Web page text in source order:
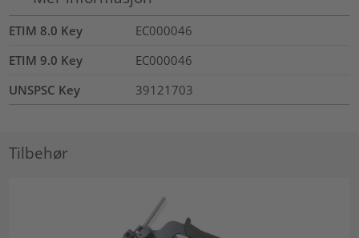
ETIM 8.0 Key
EC000046
ETIM 9.0 Key
EC000046
UNSPSC Key
39121703
Tilbehør